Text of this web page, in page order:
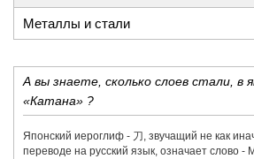
Металлы и стали
А вы знаете, сколько слоев стали, в
«Катана» ?
Японский иероглиф - 刀,​ звучащий не как
переводе на русский язык, означает слово -